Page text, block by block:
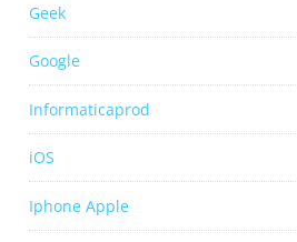
Geek
Google
Informaticaprod
iOS
Iphone Apple